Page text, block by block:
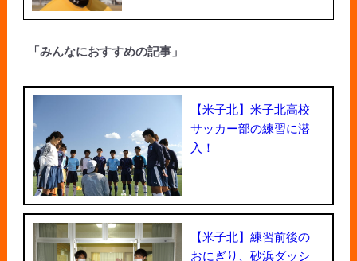
「みんなにおすすめの記事」
【米子北】米子北高校
サッカー部の練習に潜
入！
【米子北】練習前後の
おにぎり、砂浜ダッシ